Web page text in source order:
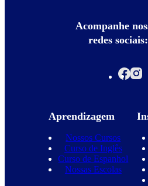
Acompanhe
redes sociais:
Aprendizagem
Nossos Cursos
Curso de Inglês
Curso de Espanhol
Nossas Escolas